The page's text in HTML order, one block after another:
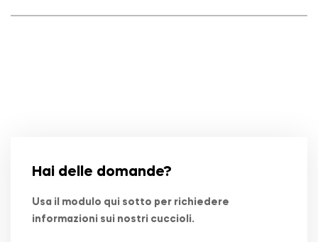
Hai delle domande?
Usa il modulo qui sotto per richiedere
informazioni sui nostri cuccioli.